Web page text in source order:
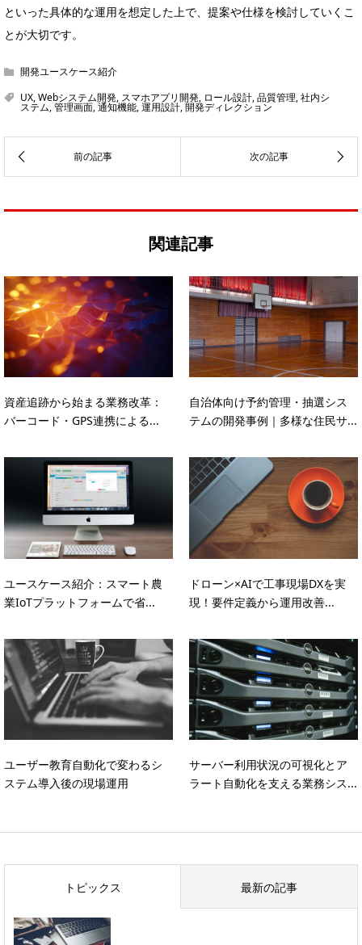
といった具体的な運用を想定した上で、提案や仕様を検討していくこ
とが大切です。
開発ユースケース紹介
UX,Webシステム開発, スマホアプリ開発, ロール設計,品質管理,社内シ
ステム,管理画面,通知機能,運用設計,開発ディレクション
関連記事
資産追跡から始まる業務改革：
バーコード・GPS連携による...
自治体向け予約管理・抽選シス
テムの開発事例｜多様な住民サ...
ユースケース紹介：スマート農
業IoTプラットフォームで省...
ドローン×AIで工事現場DXを実
現！要件定義から運用改善...
ユーザー教育自動化で変わるシ
ステム導入後の現場運用
サーバー利用状況の可視化とア
ラート自動化を支える業務シス...
トピックス 最新の記事